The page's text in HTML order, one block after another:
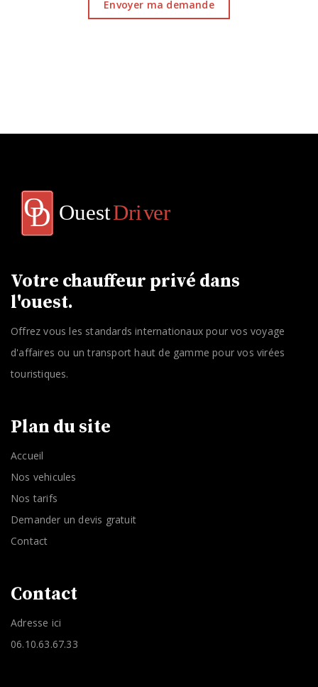
Votre chauffeur privé dans
l'ouest.
Offrez vous les standards internationaux pour vos voyage
d'affaires ou un transport haut de gamme pour vos virées
touristiques.
Plan du site
Accueil
Nos vehicules
Nos tarifs
Demander un devis gratuit
Contact
Contact
Adresse ici
06.10.63.67.33